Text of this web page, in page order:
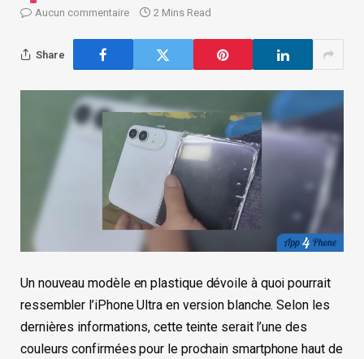
Aucun commentaire
2 Mins Read
Share
Un nouveau modèle en plastique dévoile à quoi pourrait
ressembler l’iPhone Ultra en version blanche. Selon les
dernières informations, cette teinte serait l’une des
couleurs confirmées pour le prochain smartphone haut de